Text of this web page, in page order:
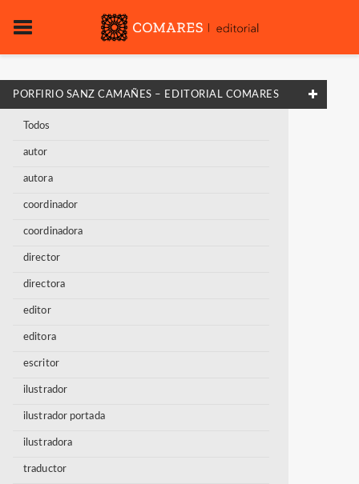
PORFIRIO SANZ CAMAÑES – EDITORIAL COMARES
Todos
autor
autora
coordinador
coordinadora
director
directora
editor
editora
escritor
ilustrador
ilustrador portada
ilustradora
traductor